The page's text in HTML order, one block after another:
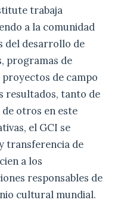
trabaja
a la comunidad
del desarrollo de
programas de
de campo
resultados, tanto de
otros en este
el GCI se
transferencia de
a los
responsables de
cultural mundial.